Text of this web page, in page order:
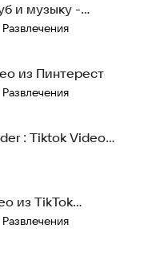
и музыку -
Развлечения
из Пинтерест
Развлечения
: Tiktok Video
из TikTok
Развлечения